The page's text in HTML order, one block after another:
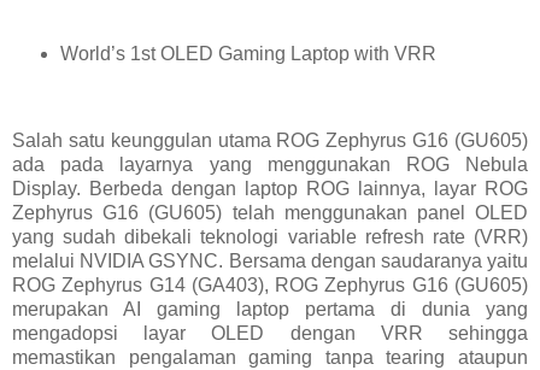
World’s 1st OLED Gaming Laptop with VRR
Salah satu keunggulan utama ROG Zephyrus G16 (GU605)
ada pada layarnya yang menggunakan ROG Nebula
Display. Berbeda dengan laptop ROG lainnya, layar ROG
Zephyrus G16 (GU605) telah menggunakan panel OLED
yang sudah dibekali teknologi variable refresh rate (VRR)
melalui NVIDIA GSYNC. Bersama dengan saudaranya yaitu
ROG Zephyrus G14 (GA403), ROG Zephyrus G16 (GU605)
merupakan AI gaming laptop pertama di dunia yang
mengadopsi layar OLED dengan VRR sehingga
memastikan pengalaman gaming tanpa tearing ataupun